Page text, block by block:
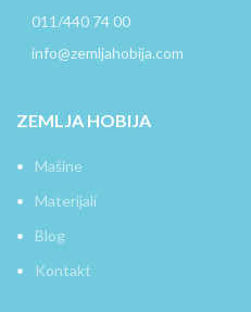
011/440 74 00
info@zemljahobija.com
ZEMLJA HOBIJA
Mašine
Materijali
Blog
Kontakt